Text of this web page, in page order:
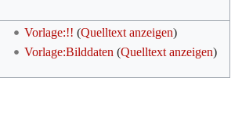
Vorlage:!! (Quelltext anzeigen)
Vorlage:Bilddaten (Quelltext anzeigen)